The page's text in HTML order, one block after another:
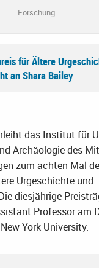
Forschung
für Ältere
an Shara Bailey
das Institut für
Archäologie des
zum achten Mal
Urgeschichte und
diesjährige
Professor am
York University.